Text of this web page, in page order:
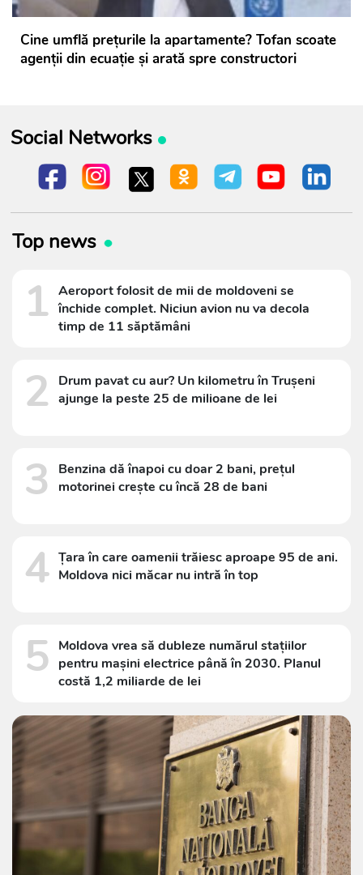
Cine umflă prețurile la apartamente? Tofan scoate
agenții din ecuație și arată spre constructori
Social Networks
Top news
1 Aeroport folosit de mii de moldoveni se
închide complet. Niciun avion nu va decola
timp de 11 săptămâni
2
Drum pavat cu aur? Un kilometru în Trușeni
ajunge la peste 25 de milioane de lei
3
Benzina dă înapoi cu doar 2 bani, prețul
motorinei crește cu încă 28 de bani
4 Țara în care oamenii trăiesc aproape 95 de ani.
Moldova nici măcar nu intră în top
5 Moldova vrea să dubleze numărul stațiilor
pentru mașini electrice până în 2030. Planul
costă 1,2 miliarde de lei